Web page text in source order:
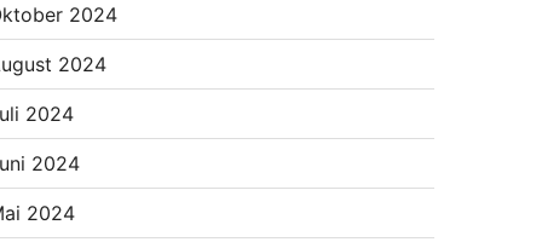
2024
2024
2024
2024
2024